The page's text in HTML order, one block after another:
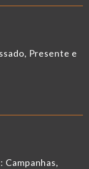
Presente e
Campanhas,